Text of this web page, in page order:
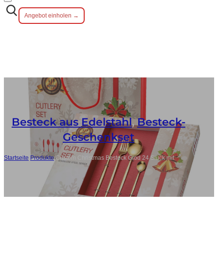
Angebot einholen →
Besteck aus Edelstahl,Besteck-
Geschenkset
Startseite Produkte/Custom Christmas Besteck Glod 24 Stück mit